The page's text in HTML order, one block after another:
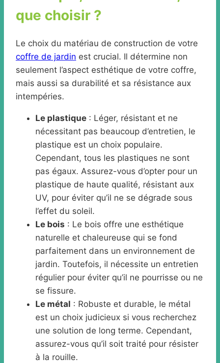
que choisir ?
Le choix du matériau de construction de votre
coffre de jardin est crucial. Il détermine non
seulement l’aspect esthétique de votre coffre,
mais aussi sa durabilité et sa résistance aux
intempéries.
Le plastique : Léger, résistant et ne
nécessitant pas beaucoup d’entretien, le
plastique est un choix populaire.
Cependant, tous les plastiques ne sont
pas égaux. Assurez-vous d’opter pour un
plastique de haute qualité, résistant aux
UV, pour éviter qu’il ne se dégrade sous
l’effet du soleil.
Le bois : Le bois offre une esthétique
naturelle et chaleureuse qui se fond
parfaitement dans un environnement de
jardin. Toutefois, il nécessite un entretien
régulier pour éviter qu’il ne pourrisse ou ne
se fissure.
Le métal : Robuste et durable, le métal
est un choix judicieux si vous recherchez
une solution de long terme. Cependant,
assurez-vous qu’il soit traité pour résister
à la rouille.